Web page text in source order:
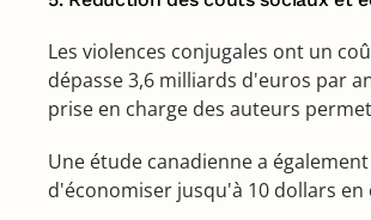
Les violences conjugales ont un
dépasse 3,6 milliards d'euros par
prise en charge des auteurs
Une étude canadienne a
d'économiser jusqu'à 10 dollars en